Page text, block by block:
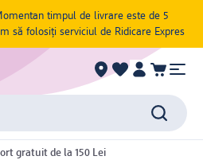
timpul de livrare este de 5
să folosiți serviciul de Ridicare Expres
gratuit de la 150 Lei